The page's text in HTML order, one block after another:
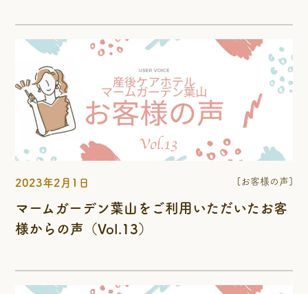
2023年2月1日 [お客様の声]
マームガーデン葉山をご利用いただいたお客
様からの声（Vol.13）